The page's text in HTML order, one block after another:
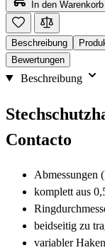
In den Warenkorb
Beschreibung
Bewertungen
Beschreibung
Contacto
Abmessungen
komplett aus
beidseitig zu
variabler